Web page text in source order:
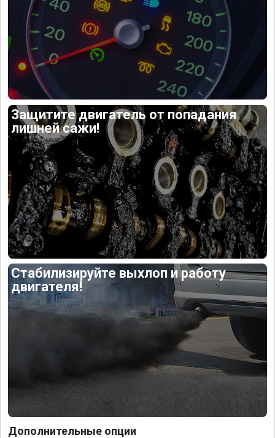
Защитите двигатель от попадания
лишней сажи!
Стабилизируйте выхлоп и работу
двигателя!
Дополнительные опции